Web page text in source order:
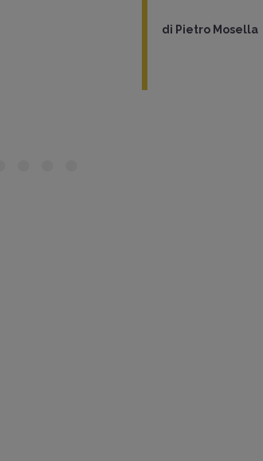
di Pietro Mosella